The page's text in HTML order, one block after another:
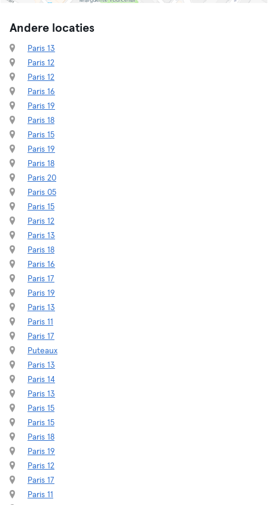
Andere locaties
Paris 13
Paris 12
Paris 12
Paris 16
Paris 19
Paris 18
Paris 15
Paris 19
Paris 18
Paris 20
Paris 05
Paris 15
Paris 12
Paris 13
Paris 18
Paris 16
Paris 17
Paris 19
Paris 13
Paris 11
Paris 17
Puteaux
Paris 13
Paris 14
Paris 13
Paris 15
Paris 15
Paris 18
Paris 19
Paris 12
Paris 17
Paris 11